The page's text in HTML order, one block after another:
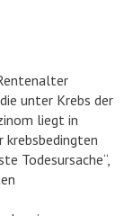
unter Krebs der
liegt in
Todesursache“,